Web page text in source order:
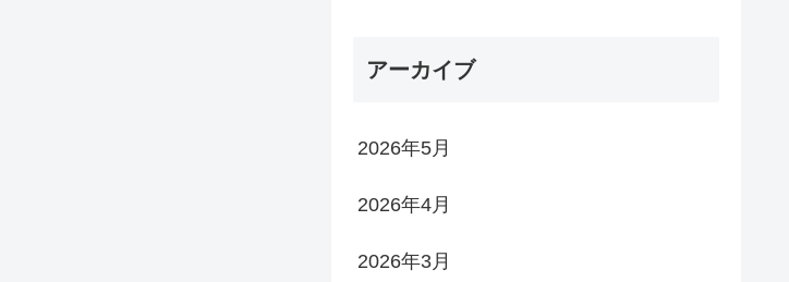
アーカイブ
2026年5月
2026年4月
2026年3月